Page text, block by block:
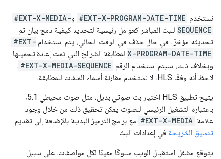
نستخدم #EXT-X-PROGRAM-DATE-TIME و#EXT-X-MEDIA-
SEQUENCE للبث المباشر كعوامل رئيسية لتحديد كيفية دمج بيان تم
تحديثه مؤخرًا. في حال حذف في الوقت الحالي، يتم استخدام #EXT-
X-PROGRAM-DATE-TIME لمطابقة الشرائح التي تمت إعادة تحميلها.
وبخلاف ذلك، سيتم استخدام الرقم #EXT-X-MEDIA-SEQUENCE
.
لاحظ أنه وفقًا HLS، لا نستخدم مقارنة أسماء الملفات للمطابقة.
يتيح تطبيق HLS اختيار بث صوتي بديل، مثل صوت محيطي 5.1،
باعتباره التشغيل الرئيسي للصوت يمكن تحقيق ذلك من خلال وجود
علامة #EXT-X-MEDIA مع برامج الترميز البديلة بالإضافة إلى تقديم
تنسيق الشريحة في إعدادات البث
يتوقع مشغل استقبال الويب سلوكًا معينًا لكل مواصفات. على سبيل